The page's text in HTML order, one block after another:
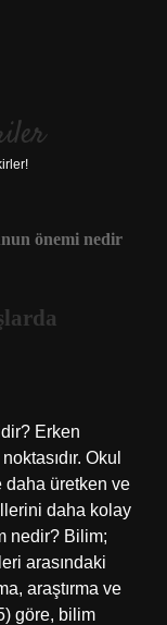
önemi nedir
Erken
Okul
üretken ve
daha kolay
nedir? Bilim;
arasındaki
araştırma ve
göre, bilim